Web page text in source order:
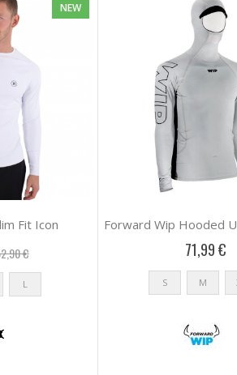
NEW
Fit Icon
€
L
Forward Wip Hooded
71,99 €
S M